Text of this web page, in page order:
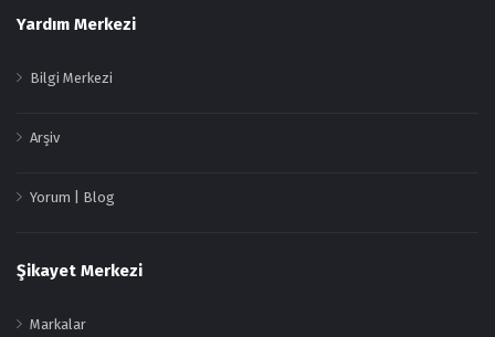
Yardım Merkezi
Bilgi Merkezi
Arşiv
Yorum | Blog
Şikayet Merkezi
Markalar